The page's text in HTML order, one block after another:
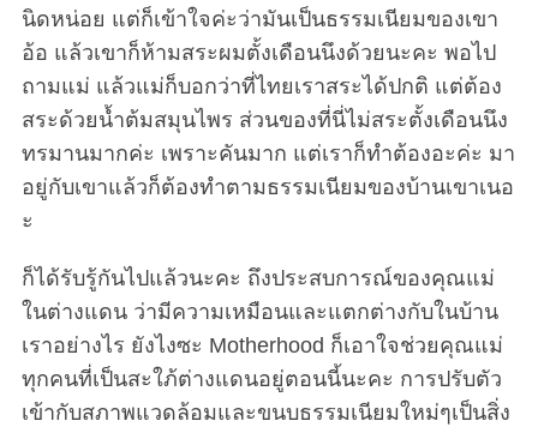
นิดหน่อย แต่ก็เข้าใจค่ะว่ามันเป็นธรรมเนียมของเขา
อ้อ แล้วเขาก็ห้ามสระผมตั้งเดือนนึงด้วยนะคะ พอไป
ถามแม่ แล้วแม่ก็บอกว่าที่ไทยเราสระได้ปกติ แต่ต้อง
สระด้วยน้ำต้มสมุนไพร ส่วนของที่นี่ไม่สระตั้งเดือนนึง
ทรมานมากค่ะ เพราะคันมาก แต่เราก็ทำต้องอะค่ะ มา
อยู่กับเขาแล้วก็ต้องทำตามธรรมเนียมของบ้านเขาเนอ
ะ
ก็ได้รับรู้กันไปแล้วนะคะ ถึงประสบการณ์ของคุณแม่
ในต่างแดน ว่ามีความเหมือนและแตกต่างกับในบ้าน
เราอย่างไร ยังไงซะ Motherhood ก็เอาใจช่วยคุณแม่
ทุกคนที่เป็นสะใภ้ต่างแดนอยู่ตอนนี้นะคะ การปรับตัว
เข้ากับสภาพแวดล้อมและขนบธรรมเนียมใหม่ๆเป็นสิ่ง